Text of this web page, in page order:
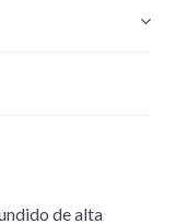
de alta